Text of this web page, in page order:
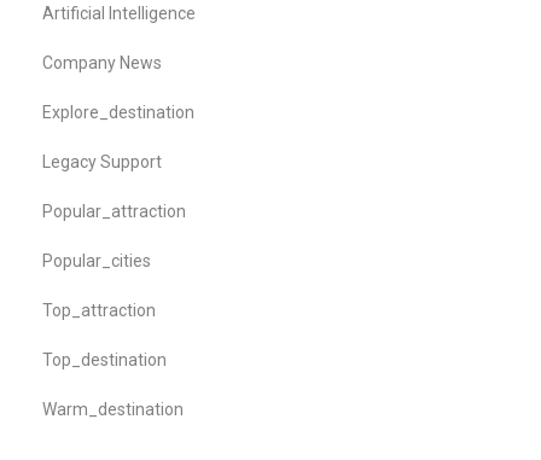
Artificial Intelligence
Company News
Explore_destination
Legacy Support
Popular_attraction
Popular_cities
Top_attraction
Top_destination
Warm_destination